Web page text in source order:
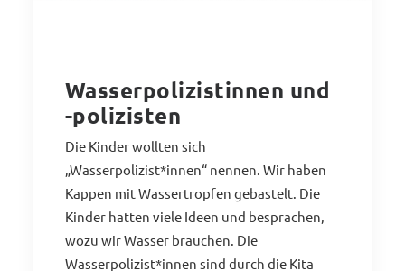
Wasserpolizistinnen und
-polizisten
Die Kinder wollten sich
„Wasserpolizist*innen“ nennen. Wir haben
Kappen mit Wassertropfen gebastelt. Die
Kinder hatten viele Ideen und besprachen,
wozu wir Wasser brauchen. Die
Wasserpolizist*innen sind durch die Kita